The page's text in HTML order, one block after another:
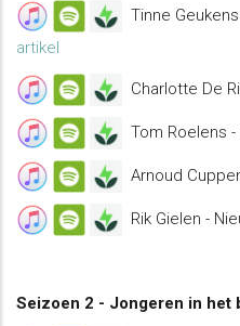
Tinne
artikel
Charlotte De
Tom Roelens -
Arnoud
Rik Gielen -
Seizoen 2 - Jongeren in het